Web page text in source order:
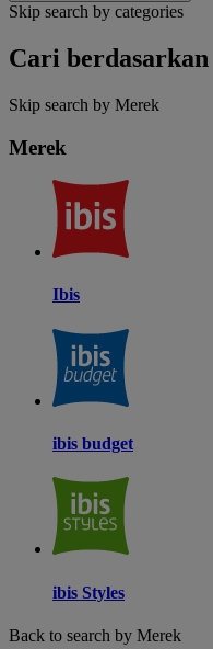
Skip search by categories
Cari berdasarkan
Skip search by Merek
Merek
Ibis
ibis budget
ibis Styles
Back to search by Merek